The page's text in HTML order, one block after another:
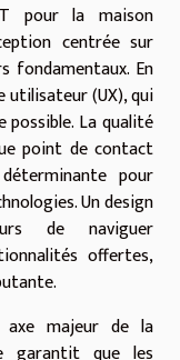
pour la maison
centrée sur
fondamentaux. En
utilisateur (UX), qui
La qualité
point de contact
pour
Un design
de naviguer
offertes,
axe majeur de la